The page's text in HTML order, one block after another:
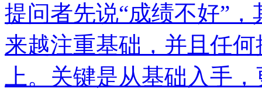
提问者先说“成绩不好”
来越注重基础，并且任
上。关键是从基础入手